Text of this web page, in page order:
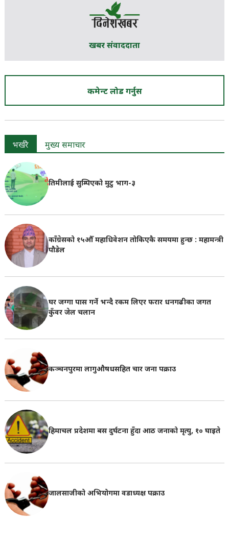
खबर संवाददाता
कमेन्ट लोड गर्नुस
भर्खरै मुख्य समाचार
तिमीलाई सुम्पिएको मुटु भाग-३
काँग्रेसको १५औँ महाधिवेशन तोकिएकै समयमा हुन्छ : महामन्त्री
पौडेल
घर जग्गा पास गर्ने भन्दै रकम लिएर फरार धनगढीका जगत
कुँवर जेल चलान
कञ्चनपुरमा लागुऔषधसहित चार जना पक्राउ
हिमाचल प्रदेशमा बस दुर्घटना हुँदा आठ जनाको मृत्यु, १० घाइते
जालसाजीको अभियोगमा वडाध्यक्ष पक्राउ